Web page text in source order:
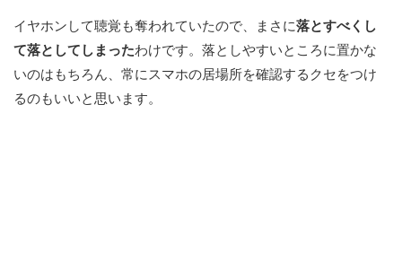
イヤホンして聴覚も奪われていたので、まさに落とすべくし
て落としてしまったわけです。落としやすいところに置かな
いのはもちろん、常にスマホの居場所を確認するクセをつけ
るのもいいと思います。